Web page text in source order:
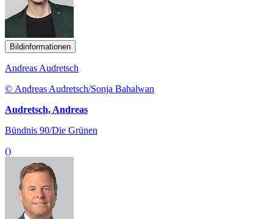
Bildinformationen
Andreas Audretsch
© Andreas Audretsch/Sonja Bahalwan
Audretsch, Andreas
Bündnis 90/Die Grünen
()